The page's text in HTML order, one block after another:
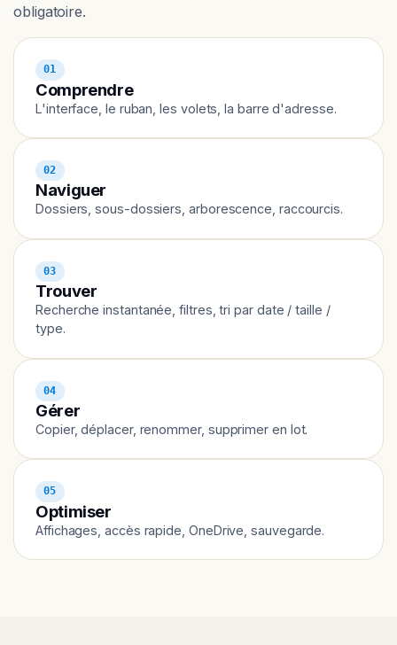
obligatoire.
01
Comprendre
L'interface, le ruban, les volets, la barre d'adresse.
02
Naviguer
Dossiers, sous-dossiers, arborescence, raccourcis.
03
Trouver
Recherche instantanée, filtres, tri par date / taille /
type.
04
Gérer
Copier, déplacer, renommer, supprimer en lot.
05
Optimiser
Affichages, accès rapide, OneDrive, sauvegarde.